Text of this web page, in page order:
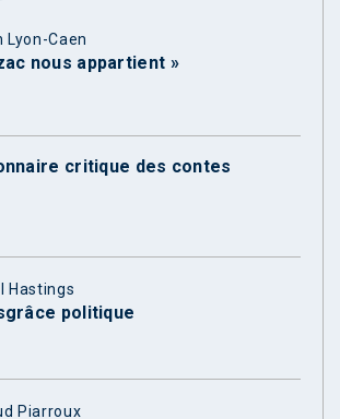
Lyon-Caen
nous appartient »
critique des contes
Hastings
politique
Piarroux